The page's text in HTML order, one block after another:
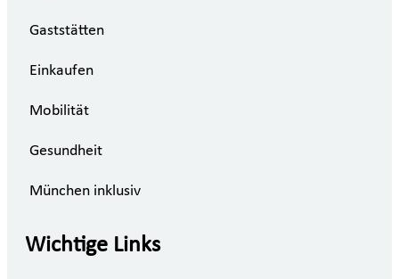
Gaststätten
Einkaufen
Mobilität
Gesundheit
München inklusiv
Wichtige Links